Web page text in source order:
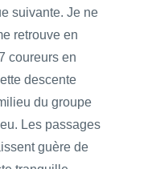
suivante. Je ne
retrouve en
coureurs en
descente
du groupe
Les passages
guère de